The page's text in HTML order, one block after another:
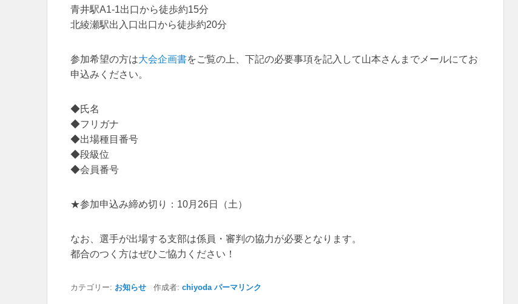
青井駅A1-1出口から徒歩約15分
北綾瀬駅出入口出口から徒歩約20分
参加希望の方は大会企画書をご覧の上、下記の必要事項を記入して山本さんまでメールにてお
申込みください。
◆氏名
◆フリガナ
◆出場種目番号
◆段級位
◆会員番号
★参加申込み締め切り：10月26日（土）
なお、選手が出場する支部は係員・審判の協力が必要となります。
都合のつく方はぜひご協力ください！
カテゴリー: お知らせ 作成者: chiyoda パーマリンク